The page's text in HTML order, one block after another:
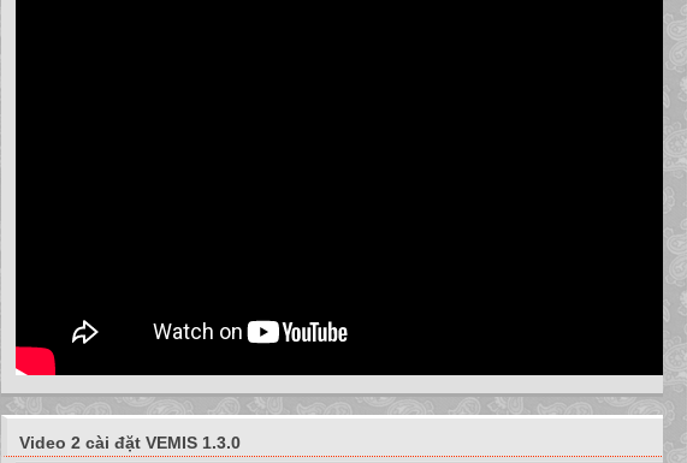
trị thực là số hay biểu thức số thực; n là số tự nhiên quy định độ rộng in số và m là số tự nhiên
quy định số chữ số thập phân
DẶN DÒ
1. Đọc phần đọc thêm _ trang 19 _ sách giáo khoa .
2. Xem trước §3 _ trang 20 _ sách giáo khoa .
Video 2 cài đặt VEMIS 1.3.0